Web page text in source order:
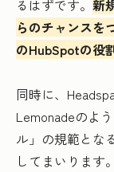
るはずです。 新
らのチャンスを
のHubSpotの役
同時に、
Lemonadeのよ
ル」の規範とな
してまいります